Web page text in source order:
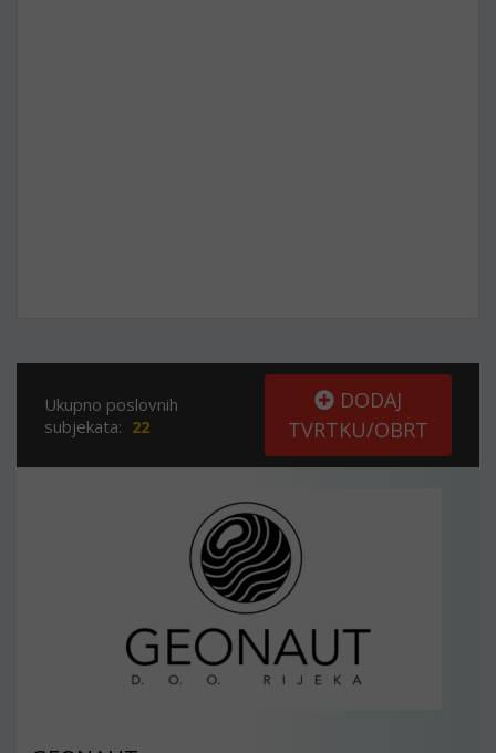
Ukupno poslovnih
subjekata: 22
DODAJ
TVRTKU/OBRT